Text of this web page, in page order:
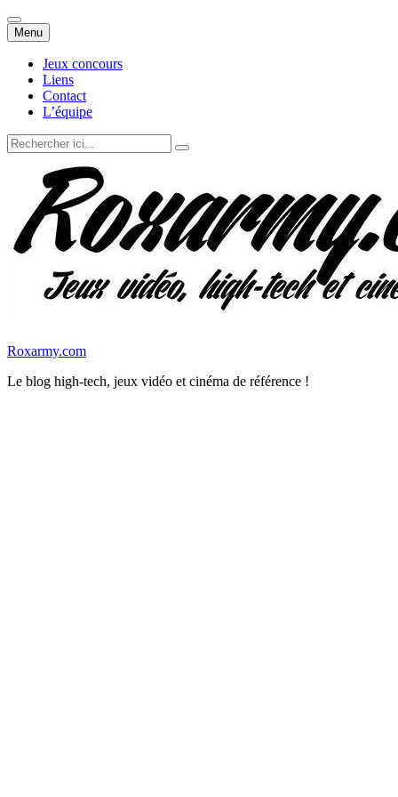
Menu Aller
au
contenu
Jeux concours
Liens
Contact
L’équipe
Recherche
pour
Roxarmy.com
Le blog high-tech, jeux vidéo et cinéma de référence !